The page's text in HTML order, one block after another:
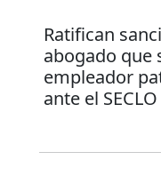
Ratifican
abogado que
empleador
ante el SECLO